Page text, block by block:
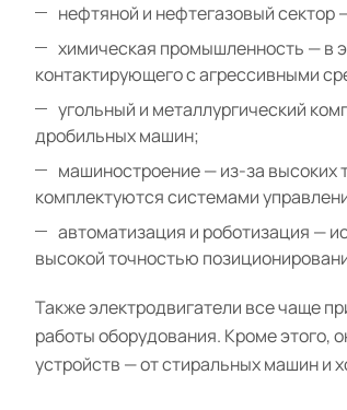
нефтяной и нефтегазовый сектор
химическая промышленность — в
контактирующего с агрессивными
угольный и металлургический
дробильных машин;
машиностроение — из-за высоких
комплектуются системами
автоматизация и роботизация —
высокой точностью
Также электродвигатели все чаще
работы оборудования. Кроме этого,
устройств — от стиральных машин и